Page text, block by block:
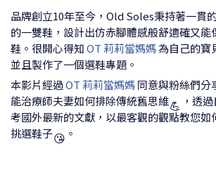
品牌創立10年至今，Old Soles秉持著一貫
的一雙鞋，設計出仿赤腳體感般舒適確又能
鞋。很開心得知OT 莉莉當媽媽為自己的寶
並且製作了一個選鞋專題。
本影片經過OT 莉莉當媽媽同意與粉絲們分
能治療師夫妻如何排除傳統舊思維💪 ，透
考國外最新的文獻，以最客觀的觀點教您如
挑選鞋子😘 。